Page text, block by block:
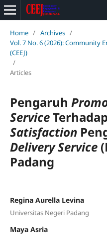
Home / Archives /
Vol. 7 No. 6 (2026): Community
(CEEJ)
/
Articles
Pengaruh
ServiceTerhadap
Satisfaction
Delivery Service
Padang
Regina Aurella Levina
Universitas Negeri Padang
Maya Asria